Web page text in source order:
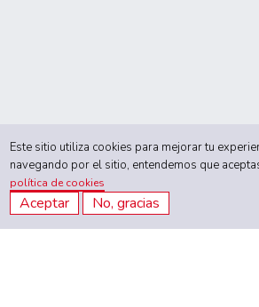
Este sitio utiliza cookies para mejorar tu
navegando por el sitio, entendemos que
política de cookies
Aceptar No, gracias